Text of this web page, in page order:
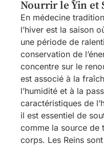
Nourrir le Yin et
En médecine
l’hiver est la saison
une période de
conservation de
concentre sur le
est associé à la
l’humidité et à la
caractéristiques de
il est essentiel de
comme la source de
corps. Les Reins